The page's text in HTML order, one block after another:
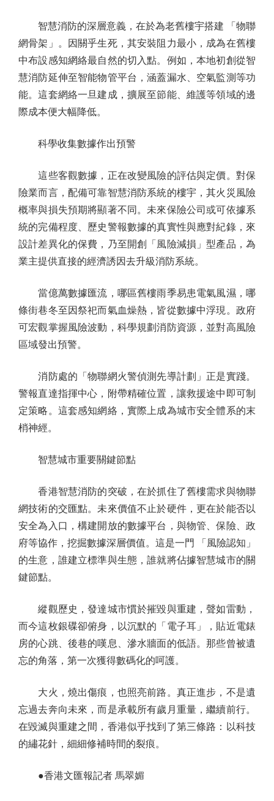
智慧消防的深層意義，在於為老舊樓宇搭建 「物聯
網骨架」。因關乎生死，其安裝阻力最小，成為在舊樓
中布設感知網絡最自然的切入點。例如，本地初創從智
慧消防延伸至智能物管平台，涵蓋漏水、空氣監測等功
能。這套網絡一旦建成，擴展至節能、維護等領域的邊
際成本便大幅降低。
科學收集數據作出預警
這些客觀數據，正在改變風險的評估與定價。對保
險業而言，配備可靠智慧消防系統的樓宇，其火災風險
概率與損失預期將顯著不同。未來保險公司或可依據系
統的完備程度、歷史警報數據的真實性與應對紀錄，來
設計差異化的保費，乃至開創「風險減損」型產品，為
業主提供直接的經濟誘因去升級消防系統。
當億萬數據匯流，哪區舊樓雨季易患電氣風濕，哪
條街巷冬至因祭祀而氣血燥熱，皆從數據中浮現。政府
可宏觀掌握風險波動，科學規劃消防資源，並對高風險
區域發出預警。
消防處的「物聯網火警偵測先導計劃」正是實踐。
警報直達指揮中心，附帶精確位置，讓救援途中即可制
定策略。這套感知網絡，實際上成為城市安全體系的末
梢神經。
智慧城市重要關鍵節點
香港智慧消防的突破，在於抓住了舊樓需求與物聯
網技術的交匯點。未來價值不止於硬件，更在於能否以
安全為入口，構建開放的數據平台，與物管、保險、政
府等協作，挖掘數據深層價值。這是一門 「風險認知」
的生意，誰建立標準與生態，誰就將佔據智慧城市的關
鍵節點。
縱觀歷史，發達城市慣於摧毀與重建，聲如雷動，
而今這枚銀碟卻俯身，以沉默的「電子耳」，貼近電錶
房的心跳、後巷的嘆息、滲水牆面的低語。那些曾被遺
忘的角落，第一次獲得數碼化的呵護。
大火，燒出傷痕，也照亮前路。真正進步，不是遺
忘過去奔向未來，而是承載所有歲月重量，繼續前行。
在毀滅與重建之間，香港似乎找到了第三條路：以科技
的繡花針，細細修補時間的裂痕。
●香港文匯報記者 馬翠媚